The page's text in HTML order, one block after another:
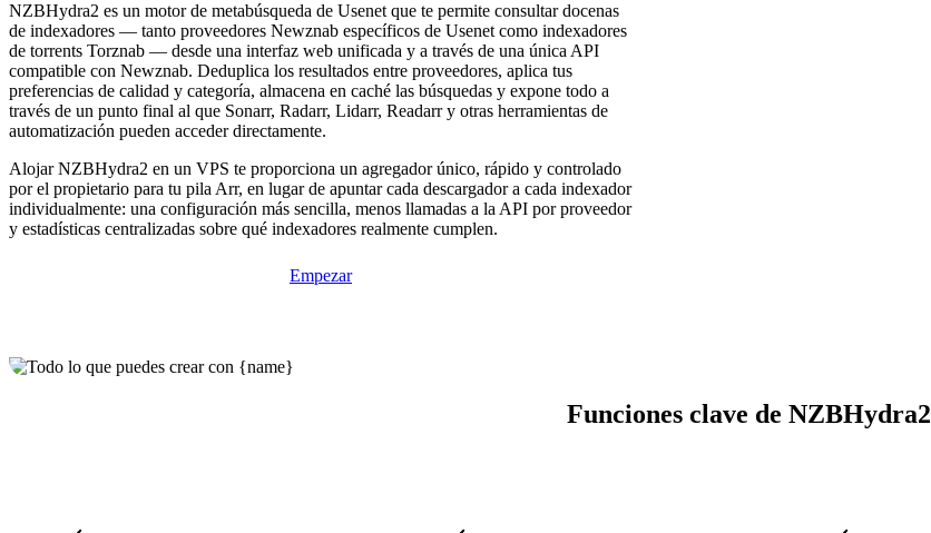
NZBHydra2 es un motor de metabúsqueda de Usenet que te permite consultar docenas
de indexadores — tanto proveedores Newznab específicos de Usenet como indexadores
de torrents Torznab — desde una interfaz web unificada y a través de una única API
compatible con Newznab. Deduplica los resultados entre proveedores, aplica tus
preferencias de calidad y categoría, almacena en caché las búsquedas y expone todo a
través de un punto final al que Sonarr, Radarr, Lidarr, Readarr y otras herramientas de
automatización pueden acceder directamente.
Alojar NZBHydra2 en un VPS te proporciona un agregador único, rápido y controlado
por el propietario para tu pila Arr, en lugar de apuntar cada descargador a cada indexador
individualmente: una configuración más sencilla, menos llamadas a la API por proveedor
y estadísticas centralizadas sobre qué indexadores realmente cumplen.
Empezar
Funciones clave de NZBHydra2